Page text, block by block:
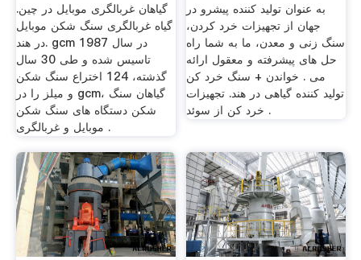
گیاهان غربالگری موبایل در چین.
گیاه غربالگری سنگ شکن موبایل
در هند. gcm در سال 1987
تاسیس شده و طی 30 سال
گذشته، 124 اختراع سنگ شکن
و میلز را در gcm، گیاهان سنگ
شکن دستگاه های سنگ شکن
موبایل و غربالگری .
به عنوان تولید کننده پیشرو در
جهان از تجهیزات خرد کردن،
سنگ زنی و معدن، ما به شما راه
حل های پیشرفته و معقول ارائه
می . خواندن + سنگ خرد کن
تولید کننده گیاهی در هند. تجهیزات
خرد کن از سوئد .